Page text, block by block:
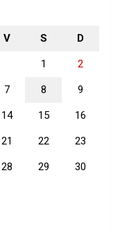
V S D
1 2
7 8 9
14 15 16
21 22 23
28 29 30